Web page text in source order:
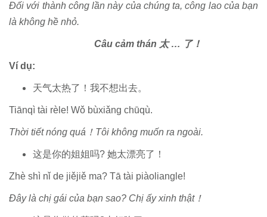
Đối với thành công lần này của chúng ta, công lao của bạn
là không hề nhỏ.
Câu cảm thán 太 … 了！
Ví dụ:
天气太热了！我不想出去。
Tiānqì tài rèle! Wǒ bùxiǎng chūqù.
Thời tiết nóng quá！Tôi không muốn ra ngoài.
这是你的姐姐吗? 她太漂亮了！
Zhè shì nǐ de jiějiě ma? Tā tài piàoliangle!
Đây là chị gái của bạn sao? Chị ấy xinh thật！